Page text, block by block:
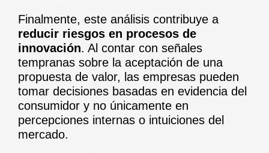
Finalmente, este análisis contribuye a
reducir riesgos en procesos de
innovación. Al contar con señales
tempranas sobre la aceptación de una
propuesta de valor, las empresas pueden
tomar decisiones basadas en evidencia del
consumidor y no únicamente en
percepciones internas o intuiciones del
mercado.